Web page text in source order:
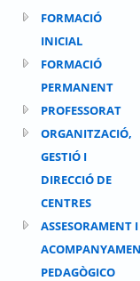
FORMACIÓ
INICIAL
FORMACIÓ
PERMANENT
PROFESSORAT
ORGANITZACIÓ,
GESTIÓ I
DIRECCIÓ DE
CENTRES
ASSESORAMENT I
PEDAGÒGICO